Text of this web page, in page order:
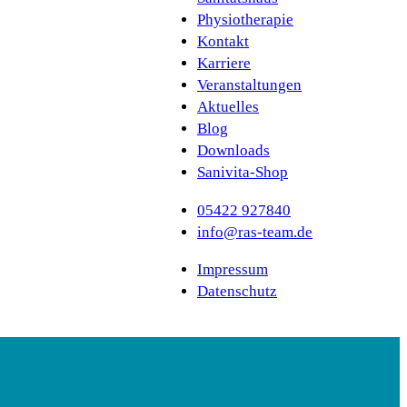
Physiotherapie
Kontakt
Karriere
Veranstaltungen
Aktuelles
Blog
Downloads
Sanivita-Shop
05422 927840
info@ras-team.de
Impressum
Datenschutz